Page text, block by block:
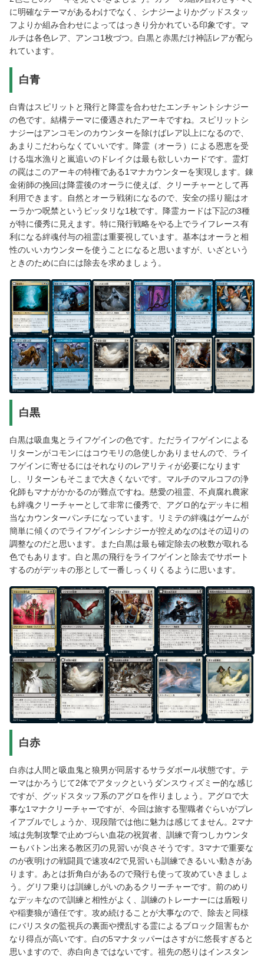
に明確なテーマがあるわけでなく、シナジーよりかグッドスタッ
フよりか組み合わせによってはっきり分かれている印象です。マ
ルチは各色レア、アンコ1枚づつ。白黒と赤黒だけ神話レアが配ら
れています。
白青
白青はスピリットと飛行と降霊を合わせたエンチャントシナジー
の色です。結構テーマに優遇されたアーキですね。スピリットシ
ナジーはアンコモンのカウンターを除けばレア以上になるので、
あまりこだわらなくていいです。降霊（オーラ）による恩恵を受
ける塩水漁りと嵐追いのドレイクは最も欲しいカードです。霊灯
の罠はこのアーキの特権である1マナカウンターを実現します。錬
金術師の挽回は降霊後のオーラに使えば、クリーチャーとして再
利用できます。自然とオーラ戦術になるので、安全の揺り籠はオ
ーラかつ呪禁というピッタリな1枚です。降霊カードは下記の3種
が特に優秀に見えます。特に飛行戦略をやる上でライフレース有
利になる絆魂付与の祖霊は重要視しています。基本はオーラと相
性のいいカウンターを使うことになると思いますが、いざという
ときのために白には除去を求めましょう。
白黒
白黒は吸血鬼とライフゲインの色です。ただライフゲインによる
リターンがコモンにはコウモリの急使しかありませんので、ライ
フゲインに寄せるにはそれなりのレアリティが必要になります
し、リターンもそこまで大きくないです。マルチのマルコフの浄
化師もマナがかかるのが難点ですね。慈愛の祖霊、不貞腐れ農家
も絆魂クリーチャーとして非常に優秀で、アグロ的なデッキに相
当なカウンターパンチになっています。リミテの絆魂はゲームが
簡単に傾くのでライフゲインシナジーが控えめなのはその辺りの
調整なのだと思います。また白黒は最も確定除去の枚数が取れる
色でもあります。白と黒の飛行をライフゲインと除去でサポート
するのがデッキの形として一番しっくりくるように思います。
白赤
白赤は人間と吸血鬼と狼男が同居するサラダボール状態です。テ
ーマはかろうじて2体でアタックというダンスウィズミー的な感じ
ですが、グッドスタッフ系のアグロを作りましょう。アグロで大
事な1マナクリーチャーですが、今回は旅する聖職者ぐらいがプレ
イアブルでしょうか、現段階では他に魅力は感じてません。2マナ
域は先制攻撃で止めづらい血花の祝賀者、訓練で育つしカウンタ
ーもバトン出来る教区刃の見習いが良さそうです。3マナで重要な
のが夜明けの戦闘員で速攻4/2で見習いも訓練できるいい動きがあ
ります。あとは折角白があるので飛行も使って攻めていきましょ
う。グリフ乗りは訓練しがいのあるクリーチャーです。前のめり
なデッキなので訓練と相性がよく、訓練のトレーナーには盾殴り
や稲妻狼が適任です。攻め続けることが大事なので、除去と同様
にバリスタの監視兵の裏面や攪乱する霊によるブロック阻害もか
なり得点が高いです。白の5マナタッパーはさすがに悠長すぎると
思いますので、赤白向きではないです。祖先の怒りはインスタン